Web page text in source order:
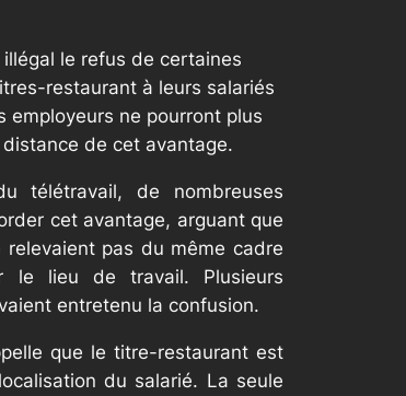
le refus de certaines
restaurant à leurs salariés
employeurs ne pourront plus
de cet avantage.
télétravail, de nombreuses
cet avantage, arguant que
pas du même cadre
le lieu de travail. Plusieurs
entretenu la confusion.
que le titre-restaurant est
du salarié. La seule